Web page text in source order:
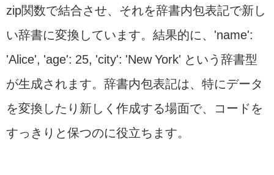
zip関数で結合させ、それを辞書内包表記で新し
い辞書に変換しています。結果的に、'name':
'Alice', 'age': 25, 'city': 'New York' という辞書型
が生成されます。辞書内包表記は、特にデータ
を変換したり新しく作成する場面で、コードを
すっきりと保つのに役立ちます。